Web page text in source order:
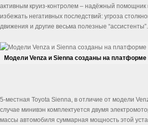
активным круиз-контролем – надёжный
избежать негативных последствий: угроза
движения и другие весьма полезные “ассистенты”.
Модели Venza и Sienna созданы на
5-местная Toyota Sienna, в отличие от модели
случае минивэн комплектуется двумя
массы автомобиля суммарная мощность этой